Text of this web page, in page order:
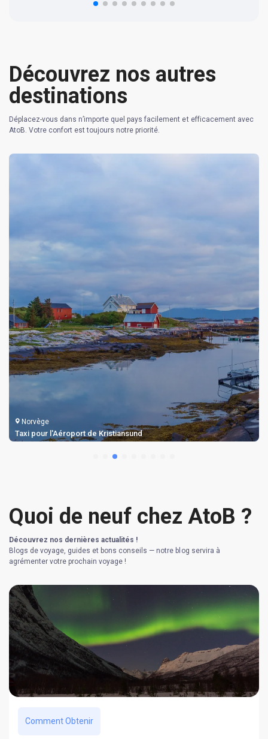
Découvrez nos autres
destinations
Déplacez-vous dans n’importe quel pays facilement et efficacement avec
AtoB. Votre confort est toujours notre priorité.
Norvège
Taxi pour l'Aéroport de Kristiansund
Quoi de neuf chez AtoB ?
Découvrez nos dernières actualités !
Blogs de voyage, guides et bons conseils — notre blog servira à
agrémenter votre prochain voyage !
Comment Obtenir